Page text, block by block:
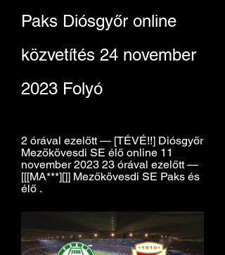
Paks Diósgyőr online
közvetítés 24 november
2023 Folyó
2 órával ezelőtt — [TÉVÉ!!] Diósgyőr
Mezőkövesdi SE élő online 11
november 2023 23 órával ezelőtt —
[[[MA***][]] Mezőkövesdi SE Paks és
élő .